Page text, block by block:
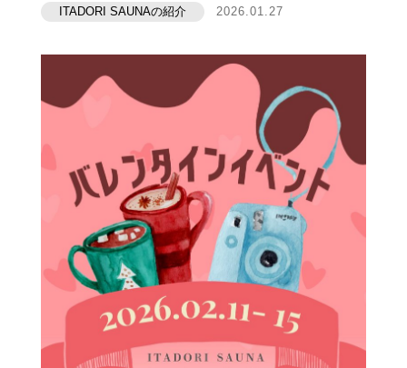
Q＆A
行き方
Access
採用情報
Recruit
ITADORI SAUNAの紹介 2026.01.27